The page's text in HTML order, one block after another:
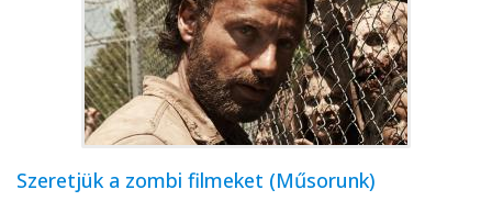
Szeretjük a zombi filmeket (Műsorunk)